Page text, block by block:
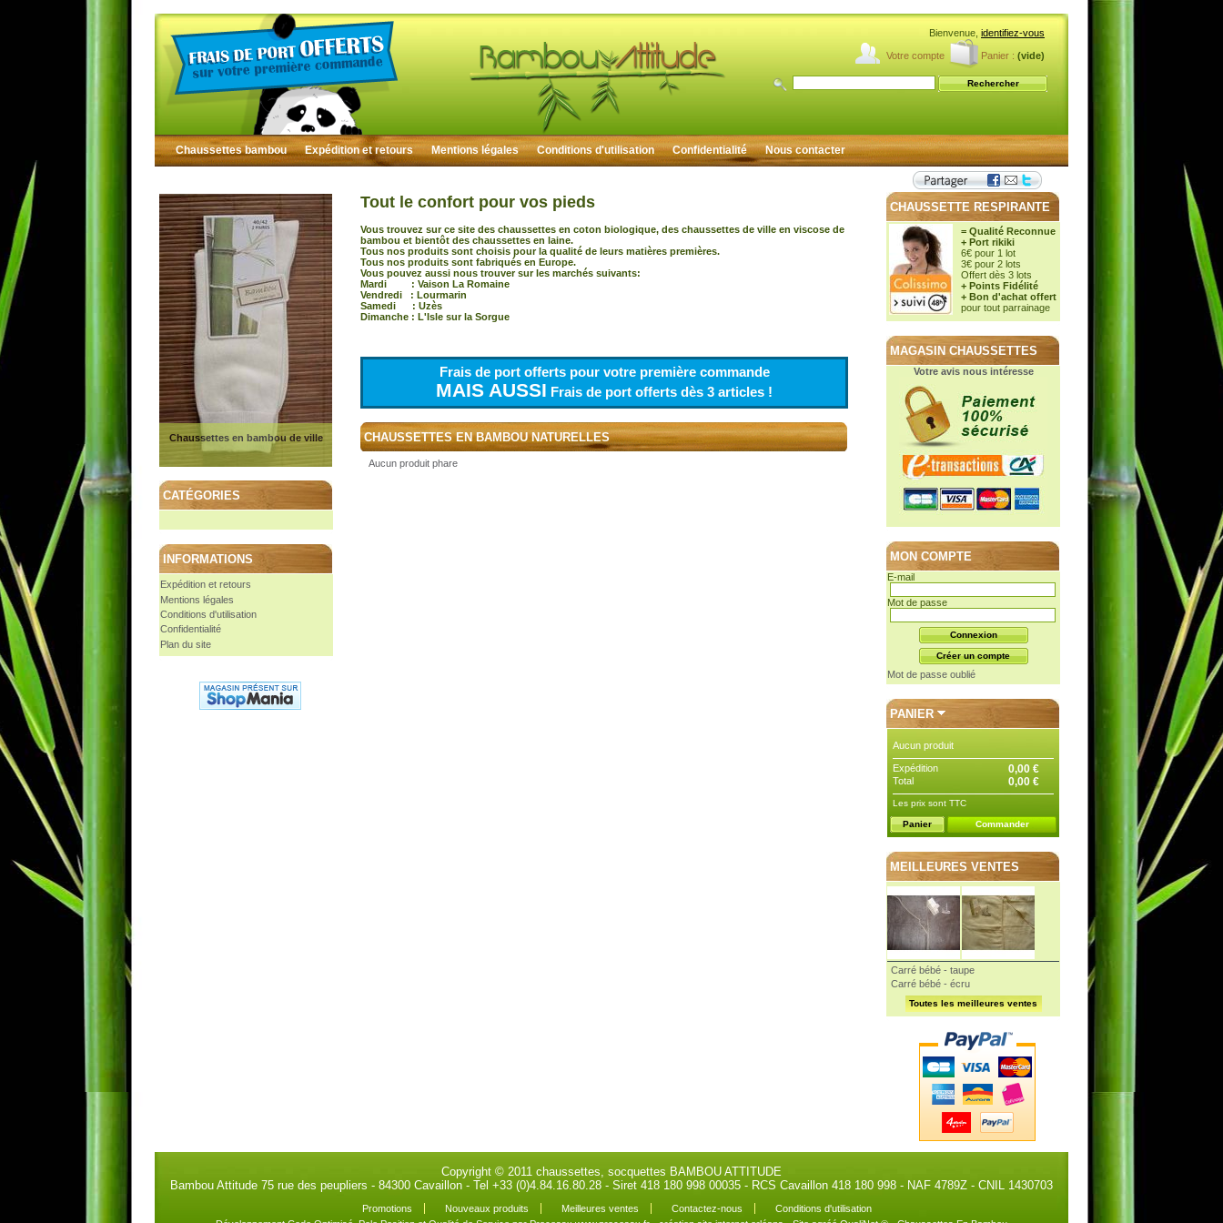
Bienvenue, identifiez-vous
Panier : (vide)
Votre compte
Chaussettes bambou Expédition et retours Mentions légales Conditions d'utilisation Confidentialité Nous contacter
Chaussettes en bambou de ville
CATÉGORIES
INFORMATIONS
Expédition et retours
Mentions légales
Conditions d'utilisation
Confidentialité
Plan du site
Tout le confort pour vos pieds
Vous trouvez sur ce site des chaussettes en coton biologique, des chaussettes de ville en viscose de
bambou et bientôt des chaussettes en laine.
Tous nos produits sont choisis pour la qualité de leurs matières premières.
Tous nos produits sont fabriqués en Europe.
Vous pouvez aussi nous trouver sur les marchés suivants:
Mardi : Vaison La Romaine
Vendredi : Lourmarin
Samedi : Uzès
Dimanche : L'Isle sur la Sorgue
Frais de port offerts pour votre première commande
MAIS AUSSI Frais de port offerts dès 3 articles !
CHAUSSETTES EN BAMBOU NATURELLES
Aucun produit phare
CHAUSSETTE RESPIRANTE
= Qualité Reconnue
+ Port rikiki
6€ pour 1 lot
3€ pour 2 lots
Offert dès 3 lots
+ Points Fidélité
+ Bon d'achat offert
pour tout parrainage
MAGASIN CHAUSSETTES
Votre avis nous intéresse
MON COMPTE
E-mail
Mot de passe
Mot de passe oublié
PANIER
Aucun produit
Expédition 0,00 €
Total 0,00 €
Les prix sont TTC
Panier Commander
MEILLEURES VENTES
Carré bébé - taupe
Carré bébé - écru
Toutes les meilleures ventes
Copyright © 2011 chaussettes, socquettes BAMBOU ATTITUDE
Bambou Attitude 75 rue des peupliers - 84300 Cavaillon - Tel +33 (0)4.84.16.80.28 - Siret 418 180 998 00035 - RCS Cavaillon 418 180 998 - NAF 4789Z - CNIL 1430703
Promotions Nouveaux produits Meilleures ventes Contactez-nous
Conditions d'utilisation